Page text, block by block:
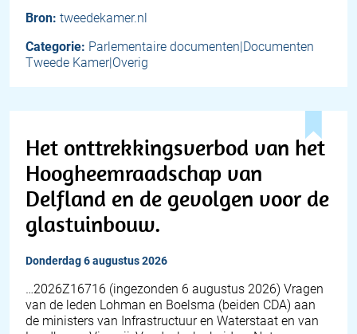
Bron: tweedekamer.nl
Categorie: Parlementaire documenten|Documenten
Tweede Kamer|Overig
Het onttrekkingsverbod van het
Hoogheemraadschap van
Delfland en de gevolgen voor de
glastuinbouw.
donderdag 6 augustus 2026
… 2026Z16716 (ingezonden 6 augustus 2026) Vragen
van de leden Lohman en Boelsma (beiden CDA) aan
de ministers van Infrastructuur en Waterstaat en van